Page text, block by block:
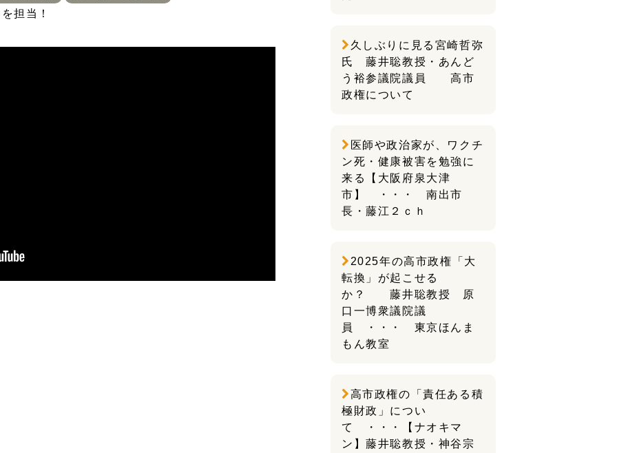
担当！
久しぶりに見る宮崎哲弥
氏 藤井聡教授・あんど
う裕参議院議員 高市
政権について
医師や政治家が、ワクチ
ン死・健康被害を勉強に
来る【大阪府泉大津
市】 ・・・ 南出市
長・藤江２ｃｈ
2025年の高市政権「大
転換」が起こせる
か？ 藤井聡教授 原
口一博衆議院議
員 ・・・ 東京ほんま
もん教室
高市政権の「責任ある積
極財政」につい
て ・・・【ナオキマ
ン】藤井聡教授・神谷宗